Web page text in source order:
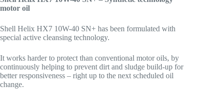
motor oil
Shell Helix HX7 10W-40 SN+ has been formulated with
special active cleansing technology.
It works harder to protect than conventional motor oils, by
continuously helping to prevent dirt and sludge build-up for
better responsiveness – right up to the next scheduled oil
change.